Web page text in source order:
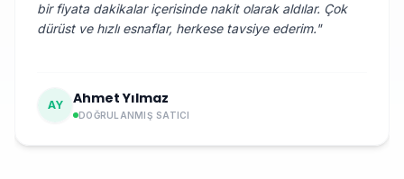
bir fiyata dakikalar içerisinde nakit olarak aldılar. Çok
dürüst ve hızlı esnaflar, herkese tavsiye ederim."
AY Ahmet Yılmaz
DOĞRULANMIŞ SATICI